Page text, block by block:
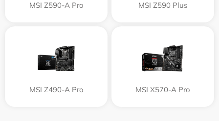
MSI Z590-A Pro MSI Z590 Plus
MSI Z490-A Pro MSI X570-A Pro